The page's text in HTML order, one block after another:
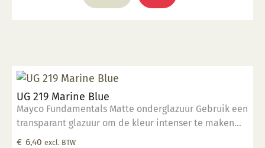
UG 219 Marine Blue
Mayco Fundamentals Matte onderglazuur Gebruik een
transparant glazuur om de kleur intenser te maken
Geschikt voor gebruiksgoed mits er een transparant
€ 6,40 excl. BTW